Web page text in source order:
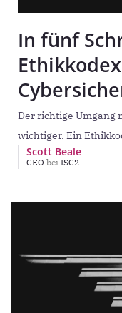
In fünf
Der richtige Umgang
wichtiger. Ein
Leitlinien für
Scott Beale
CEO bei ISC2